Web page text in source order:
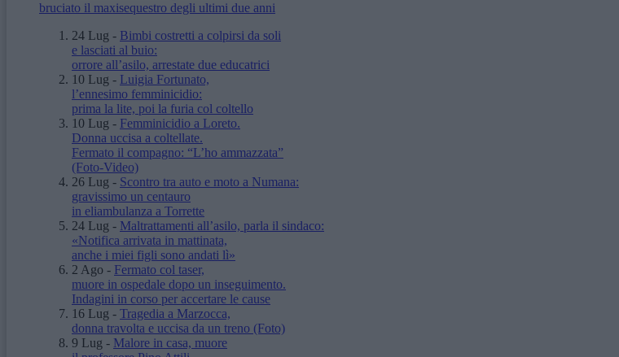
bruciato il maxisequestro degli ultimi due anni
24 Lug - Bimbi costretti a colpirsi da soli
e lasciati al buio:
orrore all’asilo, arrestate due educatrici
10 Lug - Luigia Fortunato,
l’ennesimo femminicidio:
prima la lite, poi la furia col coltello
10 Lug - Femminicidio a Loreto.
Donna uccisa a coltellate.
Fermato il compagno: “L’ho ammazzata”
(Foto-Video)
26 Lug - Scontro tra auto e moto a Numana:
gravissimo un centauro
in eliambulanza a Torrette
24 Lug - Maltrattamenti all’asilo, parla il sindaco:
«Notifica arrivata in mattinata,
anche i miei figli sono andati lì»
2 Ago - Fermato col taser,
muore in ospedale dopo un inseguimento.
Indagini in corso per accertare le cause
16 Lug - Tragedia a Marzocca,
donna travolta e uccisa da un treno (Foto)
9 Lug - Malore in casa, muore